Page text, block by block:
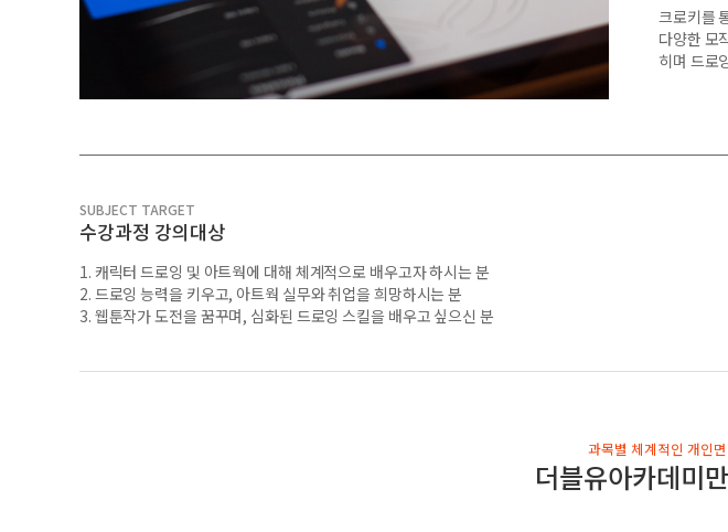
크로키를
다양한 모
히며 드로
SUBJECT TARGET
수강과정 강의대상
1. 캐릭터 드로잉 및 아트웍에 대해 체계적으로 배우고자 하시는 분
2. 드로잉 능력을 키우고, 아트웍 실무와 취업을 희망하시는 분
3. 웹툰작가 도전을 꿈꾸며, 심화된 드로잉 스킬을 배우고 싶으신 분
과목별 체계적인 개인
더블유아카데미